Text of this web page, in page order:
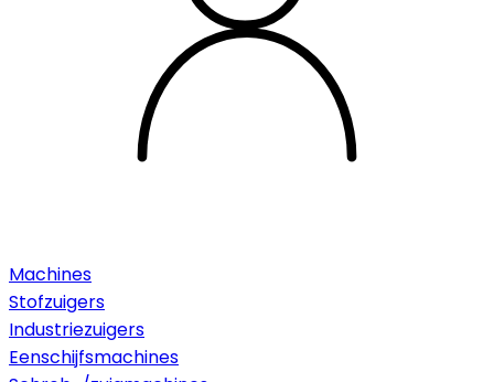
Machines
Stofzuigers
Industriezuigers
Eenschijfsmachines